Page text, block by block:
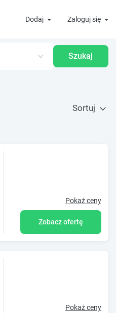
Dodaj Zaloguj się
Szukaj
Sortuj
Pokaż ceny
Zobacz ofertę
Pokaż ceny